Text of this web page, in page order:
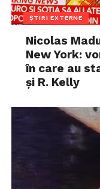
ȘTIRI EXTERNE
Nicolas
New York:
în care au
și R. Kelly